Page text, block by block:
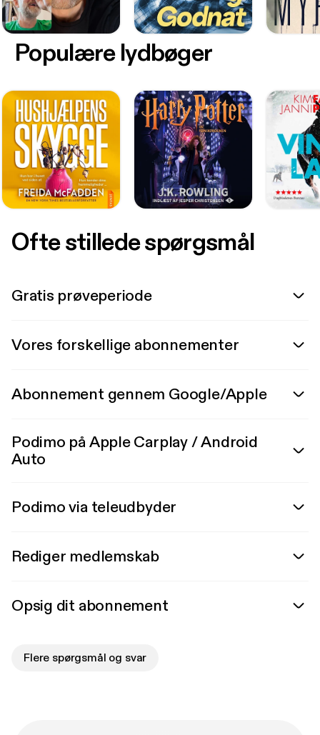
Populære lydbøger
Ofte stillede spørgsmål
Gratis prøveperiode
Vores forskellige abonnementer
Abonnement gennem Google/Apple
Podimo på Apple Carplay / Android
Auto
Podimo via teleudbyder
Rediger medlemskab
Opsig dit abonnement
Flere spørgsmål og svar